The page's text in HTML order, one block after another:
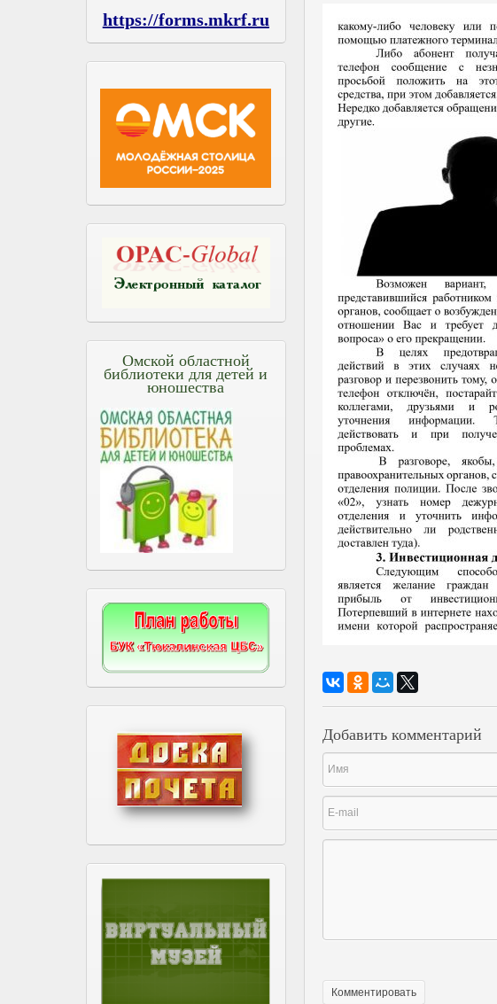
Добавить комментарий
https://forms.mkrf.ru
Омской областной
библиотеки для детей и
юношества